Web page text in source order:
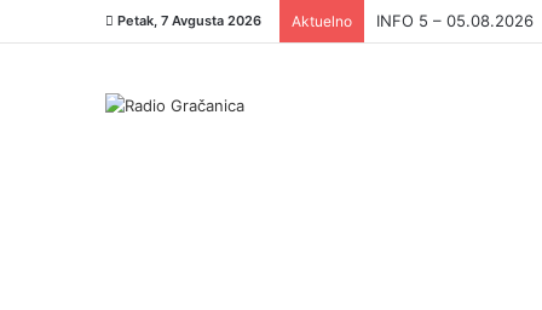
Petak, 7 Avgusta 2026 Aktuelno INFO 5 – 04.08.2026.